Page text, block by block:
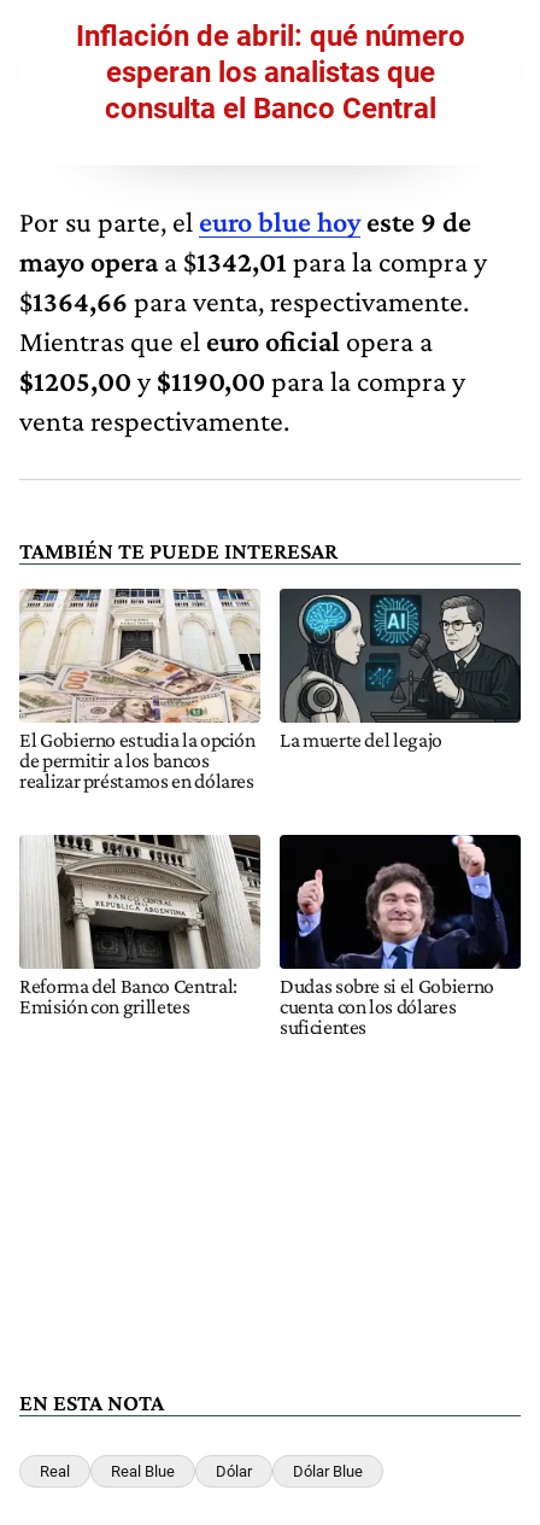
Inflación de abril: qué número
esperan los analistas que
consulta el Banco Central
Por su parte, el euro blue hoyeste 9 de
mayooperaa $1342,01 para la compray
$1364,66 para venta, respectivamente.
Mientras que el euro oficial opera a
$1205,00 y$1190,00 para la compra y
venta respectivamente.
TAMBIÉN TE PUEDE INTERESAR
El Gobierno estudia la opción
de permitir a los bancos
realizar préstamos en dólares
La muerte del legajo
Reforma del Banco Central:
Emisión con grilletes
Dudas sobre si el Gobierno
cuenta con los dólares
suficientes
EN ESTA NOTA
Real Real Blue Dólar Dólar Blue